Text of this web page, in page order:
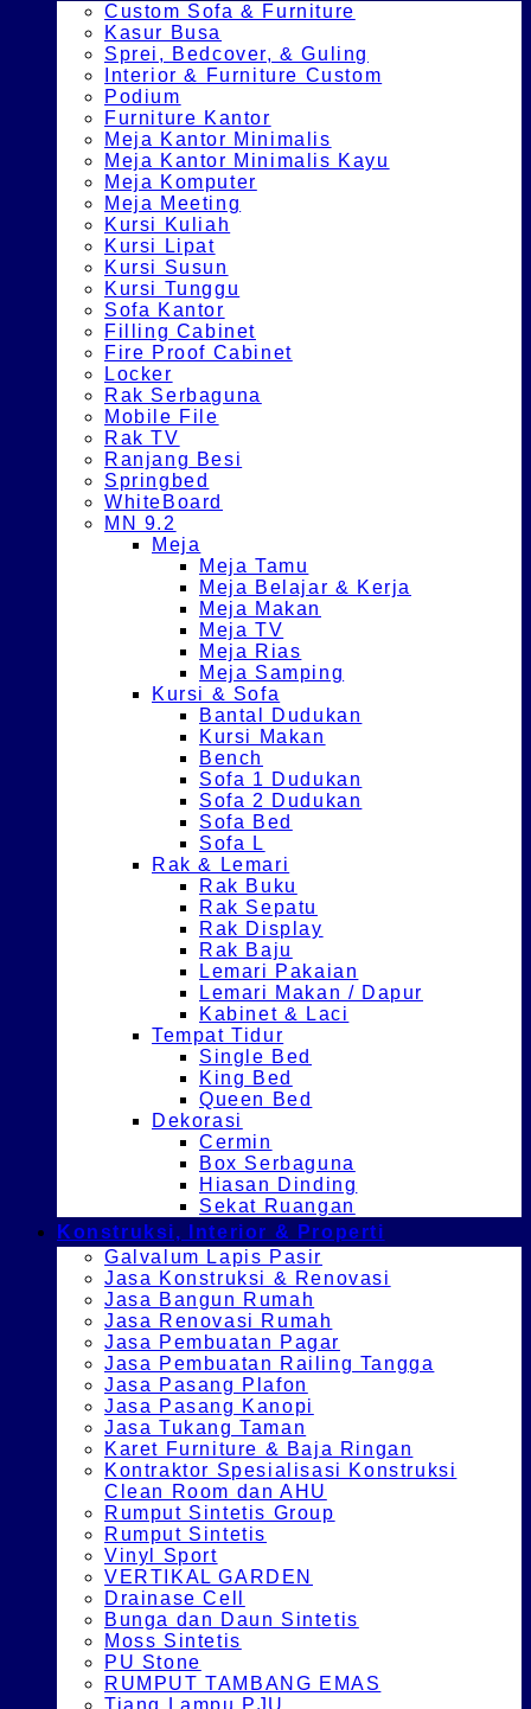
Custom Sofa & Furniture
Kasur Busa
Sprei, Bedcover, & Guling
Interior & Furniture Custom
Podium
Furniture Kantor
Meja Kantor Minimalis
Meja Kantor Minimalis Kayu
Meja Komputer
Meja Meeting
Kursi Kuliah
Kursi Lipat
Kursi Susun
Kursi Tunggu
Sofa Kantor
Filling Cabinet
Fire Proof Cabinet
Locker
Rak Serbaguna
Mobile File
Rak TV
Ranjang Besi
Springbed
WhiteBoard
MN 9.2
Meja
Meja Tamu
Meja Belajar & Kerja
Meja Makan
Meja TV
Meja Rias
Meja Samping
Kursi & Sofa
Bantal Dudukan
Kursi Makan
Bench
Sofa 1 Dudukan
Sofa 2 Dudukan
Sofa Bed
Sofa L
Rak & Lemari
Rak Buku
Rak Sepatu
Rak Display
Rak Baju
Lemari Pakaian
Lemari Makan / Dapur
Kabinet & Laci
Tempat Tidur
Single Bed
King Bed
Queen Bed
Dekorasi
Cermin
Box Serbaguna
Hiasan Dinding
Sekat Ruangan
Konstruksi, Interior & Properti
Galvalum Lapis Pasir
Jasa Konstruksi & Renovasi
Jasa Bangun Rumah
Jasa Renovasi Rumah
Jasa Pembuatan Pagar
Jasa Pembuatan Railing Tangga
Jasa Pasang Plafon
Jasa Pasang Kanopi
Jasa Tukang Taman
Karet Furniture & Baja Ringan
Kontraktor Spesialisasi Konstruksi
Clean Room dan AHU
Rumput Sintetis Group
Rumput Sintetis
Vinyl Sport
VERTIKAL GARDEN
Drainase Cell
Bunga dan Daun Sintetis
Moss Sintetis
PU Stone
RUMPUT TAMBANG EMAS
Tiang Lampu PJU